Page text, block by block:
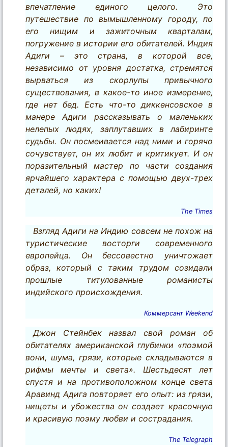
впечатление единого целого. Это
путешествие по вымышленному городу, по
его нищим и зажиточным кварталам,
погружение в истории его обитателей. Индия
Адиги – это страна, в которой все,
независимо от уровня достатка, стремятся
вырваться из скорлупы привычного
существования, в какое-то иное измерение,
где нет бед. Есть что-то диккенсовское в
манере Адиги рассказывать о маленьких
нелепых людях, заплутавших в лабиринте
судьбы. Он посмеивается над ними и горячо
сочувствует, он их любит и критикует. И он
поразительный мастер по части создания
ярчайшего характера с помощью двух-трех
деталей, но каких!
The Times
Взгляд Адиги на Индию совсем не похож на
туристические восторги современного
европейца. Он бессовестно уничтожает
образ, который с таким трудом созидали
прошлые титулованные романисты
индийского происхождения.
Коммерсант Weekend
Джон Стейнбек назвал свой роман об
обитателях американской глубинки «поэмой
вони, шума, грязи, которые складываются в
рифмы мечты и света». Шестьдесят лет
спустя и на противоположном конце света
Аравинд Адига повторяет его опыт: из грязи,
нищеты и убожества он создает красочную
и красивую поэму любви и сострадания.
The Telegraph